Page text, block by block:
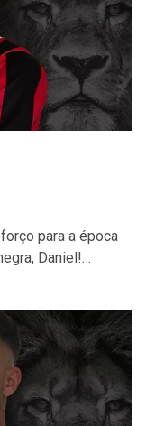
para a época
Daniel!…